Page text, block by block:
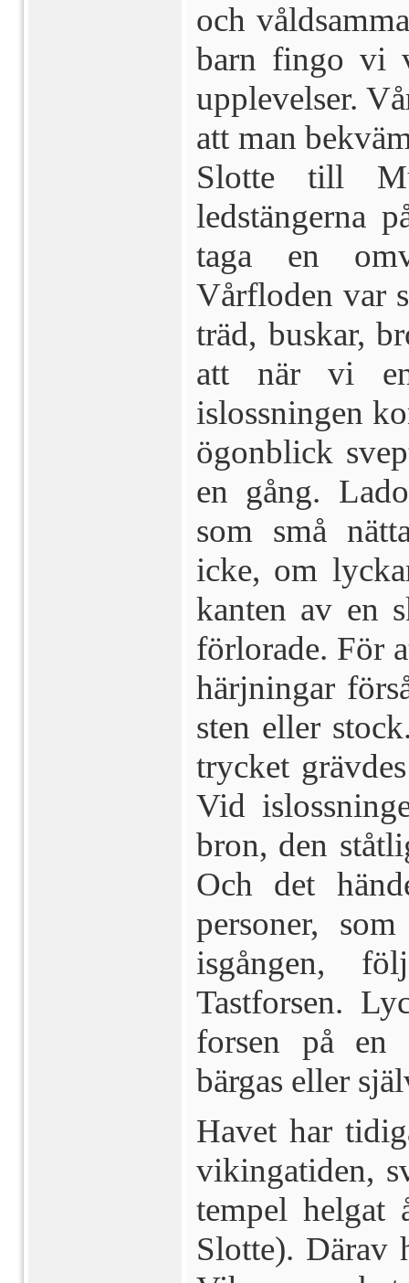
och
barn fingo vi
upplevelser.
att man
Slotte till
ledstängerna
taga en
Vårfloden var
träd, buskar,
att när vi en
islossningen
ögonblick
en gång.
som små
icke, om
kanten av en
för­lorade. För
härjningar
sten eller
trycket
Vid
bron, den
Och det
personer,
isgången,
Tastforsen.
forsen på en
bärgas eller
Havet har
vikinga­tiden,
tempel
Slotte). Därav